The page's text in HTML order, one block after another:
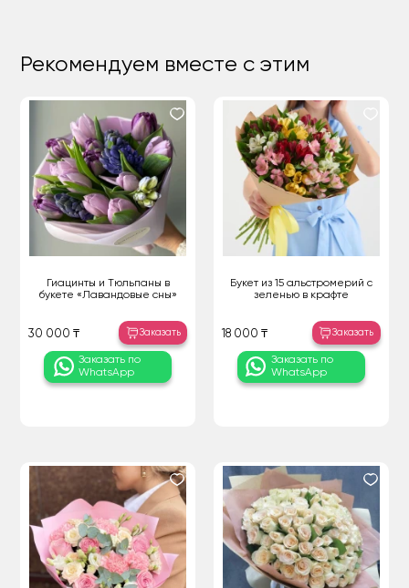
Рекомендуем вместе с этим
Гиацинты и Тюльпаны в
букете «Лавандовые сны»
30 000 ₸ Заказать
Заказать по
WhatsApp
Букет из 15 альстромерий с
зеленью в крафте
18 000 ₸ Заказать
Заказать по
WhatsApp